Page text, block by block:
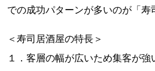
での成功パターンが多いのが「寿
＜寿司居酒屋の特長＞
１．客層の幅が広いため集客が強